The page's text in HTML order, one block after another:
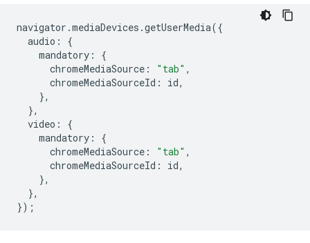
navigator .mediaDevices .getUserMedia({
audio :
{
mandatory :
{
chromeMediaSource : "tab" ,
chromeMediaSourceId : id,
},
},
video :
{
mandatory :
{
chromeMediaSource : "tab" ,
chromeMediaSourceId : id,
},
},
});